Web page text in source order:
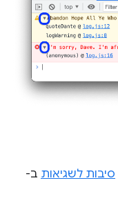
סיבות לשגיאות ב-